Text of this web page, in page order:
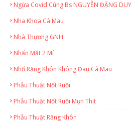
Ngừa Covid Cùng Bs NGUYỄN ĐẶNG DUY
Nha Khoa Cà Mau
Nhà Thương GNH
Nhấn Mắt 2 Mí
Nhổ Răng Khôn Không Đau Cà Mau
Phẫu Thuật Nốt Ruồi
Phẫu Thuật Nốt Ruồi Mụn Thịt
Phẫu Thuật Răng Khôn